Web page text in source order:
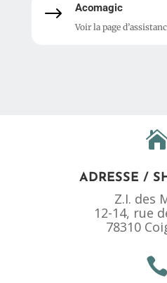
$ Acomagic
Voir la page
ADRESSE /
Z.I. des
12-14, rue
78310
